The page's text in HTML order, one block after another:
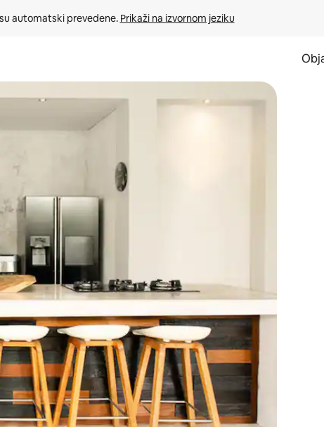
automatski prevedene. Prikaži na izvornom jeziku
nagore i nadolje, kao i da ih istražujte dodirom ili prevlačenjem.